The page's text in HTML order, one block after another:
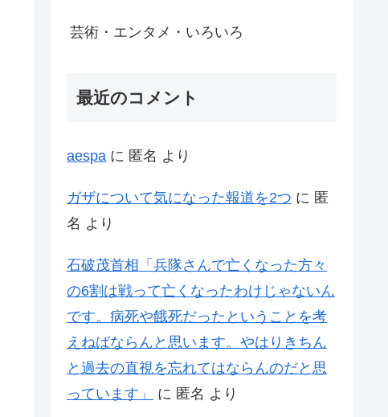
芸術・エンタメ・いろいろ
最近のコメント
aespa に 匿名 より
ガザについて気になった報道を2つ に 匿
名 より
石破茂首相「兵隊さんで亡くなった方々
の6割は戦って亡くなったわけじゃないん
です。病死や餓死だったということを考
えねばならんと思います。やはりきちん
と過去の直視を忘れてはならんのだと思
っています」
に 匿名 より